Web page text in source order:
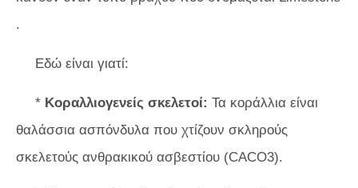
.
Εδώ είναι γιατί:
* Κοραλλιογενείς σκελετοί: Τα κοράλλια είναι
θαλάσσια ασπόνδυλα που χτίζουν σκληρούς
σκελετούς ανθρακικού ασβεστίου (CACO3).